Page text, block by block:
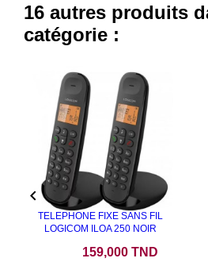
16 autres produits
catégorie :
TELEPHONE FIXE SANS FIL
LOGICOM ILOA 250 NOIR
159,000 TND
